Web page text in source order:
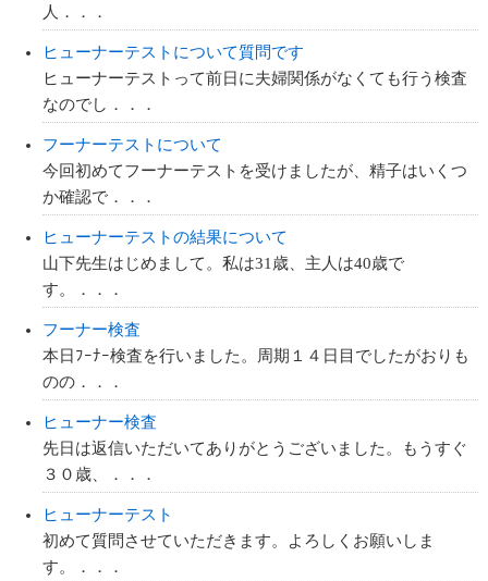
人．．．
ヒューナーテストについて質問です
ヒューナーテストって前日に夫婦関係がなくても行う検査
なのでし．．．
フーナーテストについて
今回初めてフーナーテストを受けましたが、精子はいくつ
か確認で．．．
ヒューナーテストの結果について
山下先生はじめまして。私は31歳、主人は40歳で
す。．．．
フーナー検査
本日ﾌｰﾅｰ検査を行いました。周期１４日目でしたがおりも
のの．．．
ヒューナー検査
先日は返信いただいてありがとうございました。もうすぐ
３０歳、．．．
ヒューナーテスト
初めて質問させていただきます。よろしくお願いしま
す。．．．